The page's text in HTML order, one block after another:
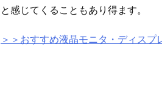
と感じてくることもあり得ます。
＞＞おすすめ液晶モニタ・ディスプ